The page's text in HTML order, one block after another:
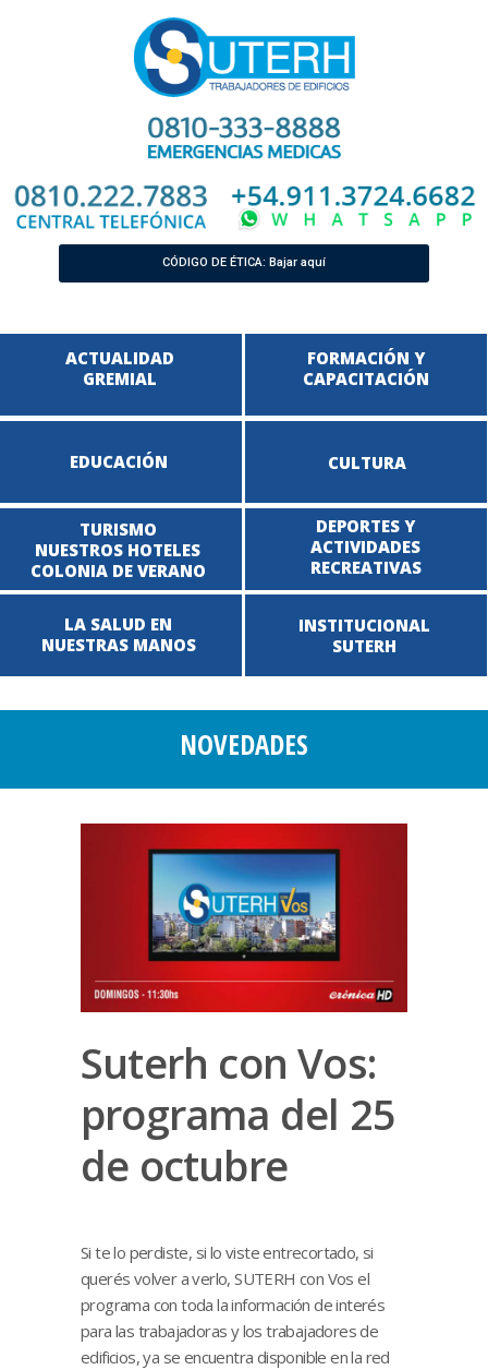
CÓDIGO DE ÉTICA: Bajar aquí
ACTUALIDAD
GREMIAL
EDUCACIÓN CULTURA
TURISMO
NUESTROS HOTELES
COLONIA DE VERANO
DEPORTES Y
ACTIVIDADES
RECREATIVAS
LA SALUD EN
NUESTRAS MANOS
INSTITUCIONAL
SUTERH
FORMACIÓN Y
CAPACITACIÓN
NOVEDADES
Suterh con Vos:
programa del 25
de octubre
Si te lo perdiste, si lo viste entrecortado, si
querés volver a verlo, SUTERH con Vos el
programa con toda la información de interés
para las trabajadoras y los trabajadores de
edificios, ya se encuentra disponible en la red